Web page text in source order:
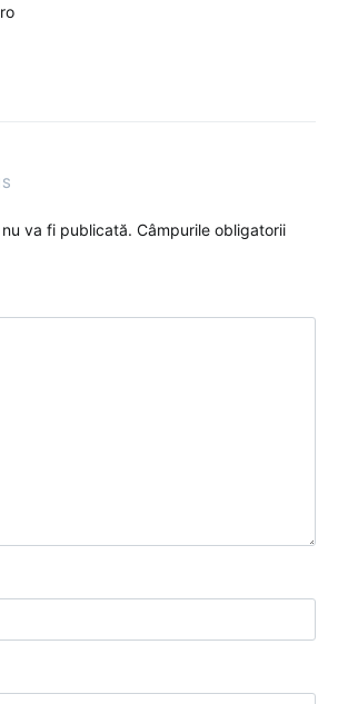
va fi publicată. Câmpurile obligatorii